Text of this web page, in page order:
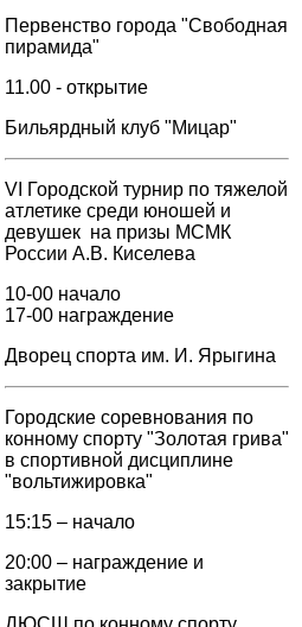
Первенство города "Свободная
пирамида"
11.00 - открытие
Бильярдный клуб "Мицар"
VI Городской турнир по тяжелой
атлетике среди юношей и
девушек на призы МСМК
России А.В. Киселева
10-00 начало
17-00 награждение
Дворец спорта им. И. Ярыгина
Городские соревнования по
конному спорту "Золотая грива"
в спортивной дисциплине
"вольтижировка"
15:15 – начало
20:00 – награждение и
закрытие